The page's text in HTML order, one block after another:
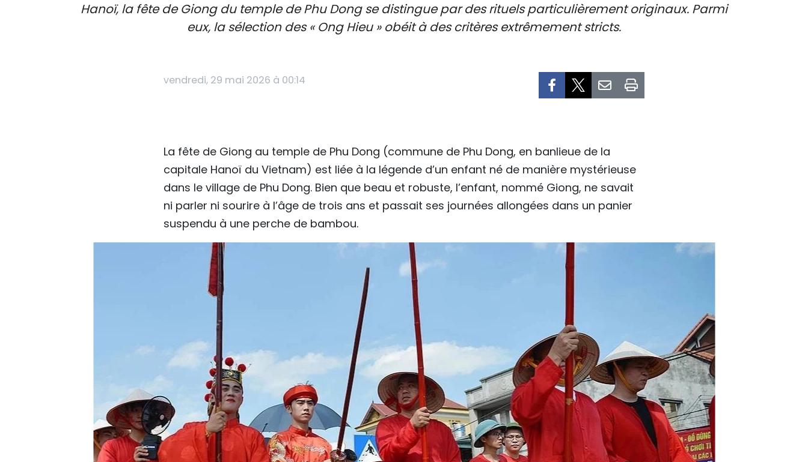
Hanoï, la fête de Giong du temple de Phu Dong se distingue par des rituels particulièrement originaux. Parmi
eux, la sélection des « Ong Hieu » obéit à des critères extrêmement stricts.
vendredi, 29 mai 2026 à 00:14
La fête de Giong au temple de Phu Dong (commune de Phu Dong, en banlieue de la
capitale Hanoï du Vietnam) est liée à la légende d’un enfant né de manière mystérieuse
dans le village de Phu Dong. Bien que beau et robuste, l’enfant, nommé Giong, ne savait
ni parler ni sourire à l’âge de trois ans et passait ses journées allongées dans un panier
suspendu à une perche de bambou.